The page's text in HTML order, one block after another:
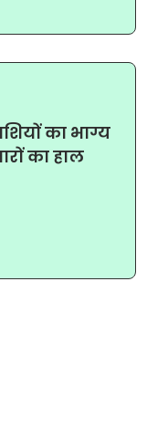
का भाग्य
का हाल